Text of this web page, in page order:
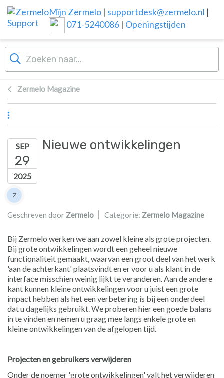
Overslaan naar hoofdinhoud
Mijn Zermelo | supportdesk@zermelo.nl |
071-5240086 | Openingstijden
Zermelo Magazine
SEP
29
2025
Nieuwe ontwikkelingen
Lijst van auteurs
Z
Geschreven door Zermelo Categorie: Zermelo Magazine
Bij Zermelo werken we aan zowel kleine als grote projecten.
Bij grote ontwikkelingen wordt een geheel nieuwe
functionaliteit gemaakt, waarvan een groot deel van het werk
'aan de achterkant' plaatsvindt en er voor u als klant in de
interface misschien weinig lijkt te veranderen. Aan de andere
kant kunnen kleine ontwikkelingen voor u juist een grote
impact hebben als het een verbetering is bij een onderdeel
dat u dagelijks gebruikt. We proberen hier een goede balans
in te vinden en nemen u graag mee langs enkele grote en
kleine ontwikkelingen van de afgelopen tijd.
Projecten en gebruikers verwijderen
Onder de noemer 'grote ontwikkelingen' valt het verwijderen